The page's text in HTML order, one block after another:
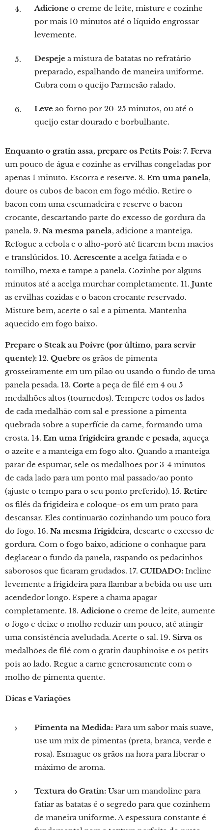
Adicione o creme de leite, misture e cozinhe
por mais 10 minutos até o líquido engrossar
levemente.
Despeje a mistura de batatas no refratário
preparado, espalhando de maneira uniforme.
Cubra com o queijo Parmesão ralado.
Leve ao forno por 20-25 minutos, ou até o
queijo estar dourado e borbulhante.
Enquanto o gratin assa, prepare os Petits Pois: 7. Ferva
um pouco de água e cozinhe as ervilhas congeladas por
apenas 1 minuto. Escorra e reserve. 8. Em uma panela,
doure os cubos de bacon em fogo médio. Retire o
bacon com uma escumadeira e reserve o bacon
crocante, descartando parte do excesso de gordura da
panela. 9. Na mesma panela, adicione a manteiga.
Refogue a cebola e o alho-poró até ficarem bem macios
e translúcidos. 10.Acrescente a acelga fatiada e o
tomilho, mexa e tampe a panela. Cozinhe por alguns
minutos até a acelga murchar completamente. 11. Junte
as ervilhas cozidas e o bacon crocante reservado.
Misture bem, acerte o sal e a pimenta. Mantenha
aquecido em fogo baixo.
Prepare o Steak au Poivre (por último, para servir
quente): 12. Quebre os grãos de pimenta
grosseiramente em um pilão ou usando o fundo de uma
panela pesada. 13. Corte a peça de filé em 4 ou 5
medalhões altos (tournedos). Tempere todos os lados
de cada medalhão com sal e pressione a pimenta
quebrada sobre a superfície da carne, formando uma
crosta. 14. Em uma frigideira grande e pesada, aqueça
o azeite e a manteiga em fogo alto. Quando a manteiga
parar de espumar, sele os medalhões por 3-4 minutos
de cada lado para um ponto mal passado/ao ponto
(ajuste o tempo para o seu ponto preferido). 15. Retire
os filés da frigideira e coloque-os em um prato para
descansar. Eles continuarão cozinhando um pouco fora
do fogo. 16. Na mesma frigideira, descarte o excesso de
gordura. Com o fogo baixo, adicione o conhaque para
deglacear o fundo da panela, raspando os pedacinhos
saborosos que ficaram grudados. 17. CUIDADO: Incline
levemente a frigideira para flambar a bebida ou use um
acendedor longo. Espere a chama apagar
completamente. 18.Adicione o creme de leite, aumente
o fogo e deixe o molho reduzir um pouco, até atingir
uma consistência aveludada. Acerte o sal. 19. Sirva os
medalhões de filé com o gratin dauphinoise e os petits
pois ao lado. Regue a carne generosamente com o
molho de pimenta quente.
Dicas e Variações
Pimenta na Medida: Para um sabor mais suave,
use um mix de pimentas (preta, branca, verde e
rosa). Esmague os grãos na hora para liberar o
máximo de aroma.
Textura do Gratin: Usar um mandoline para
fatiar as batatas é o segredo para que cozinhem
de maneira uniforme. A espessura constante é